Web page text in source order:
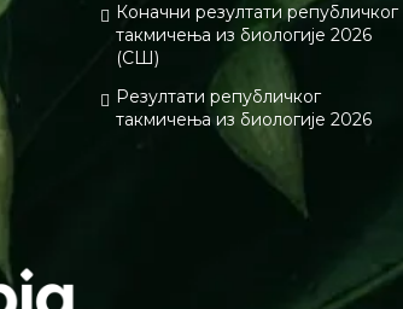
Коначни резултати републичког
такмичења из биологије 2026
(СШ)
Резултати републичког
такмичења из биологије 2026